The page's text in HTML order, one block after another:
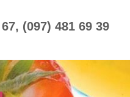
(097) 481 69 39